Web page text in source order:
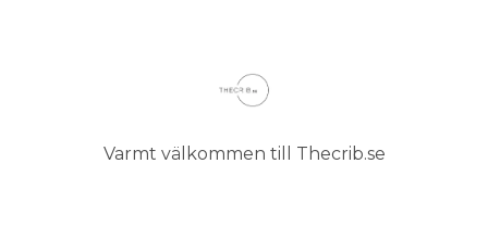
Varmt välkommen till Thecrib.se